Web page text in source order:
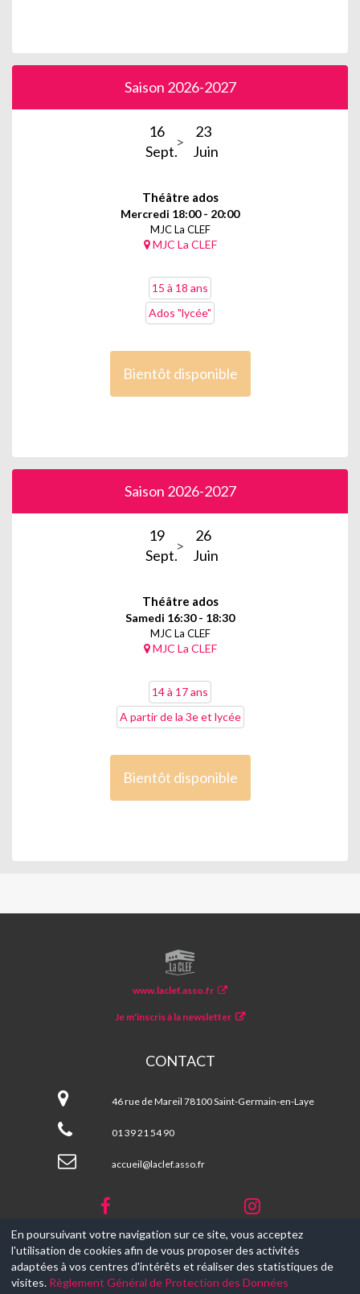
Saison 2026-2027
16
Sept.
23
Juin
Théâtre ados
Mercredi 18:00 - 20:00
MJC La CLEF
MJC La CLEF
15 à 18 ans
Ados "lycée"
Bientôt disponible
Saison 2026-2027
19
Sept.
26
Juin
Théâtre ados
Samedi 16:30 - 18:30
MJC La CLEF
MJC La CLEF
14 à 17 ans
A partir de la 3e et lycée
Bientôt disponible
LA
CLEF
www.laclef.asso.fr
Je m'inscris à la newsletter
CONTACT
CLEF
46 rue de Mareil 78100 Saint-Germain-en-Laye
01 39 21 54 90
accueil@laclef.asso.fr
© 2017-2026, Ce site est propulsé par Aniapps.fr
CGV
En poursuivant votre navigation sur ce site, vous acceptez
l'utilisation de cookies afin de vous proposer des activités
adaptées à vos centres d'intérêts et réaliser des statistiques de
visites. Règlement Général de Protection des Données